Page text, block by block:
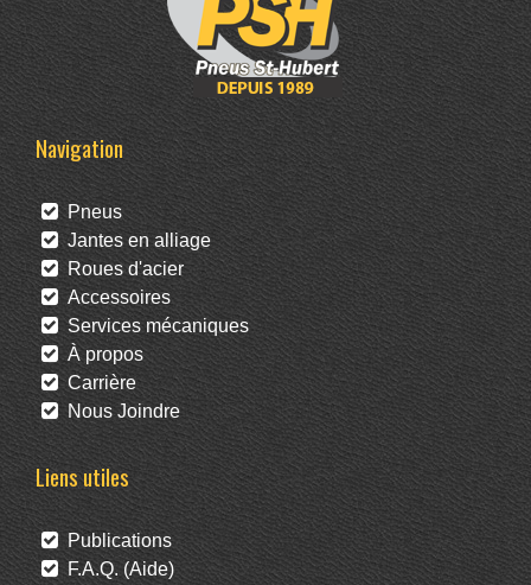
Navigation
Pneus
Jantes en alliage
Roues d'acier
Accessoires
Services mécaniques
À propos
Carrière
Nous Joindre
Liens utiles
Publications
F.A.Q. (Aide)